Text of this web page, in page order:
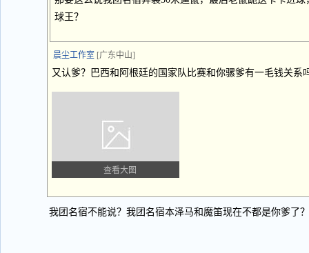
球王？
晨尘工作室 [广东中山]
又认爹？巴西和阿根廷的国家队比赛和你骡爹有一毛钱关系
查看大图
我团名宿不能说？我团名宿本泽马和魔笛现在不都是你爹了